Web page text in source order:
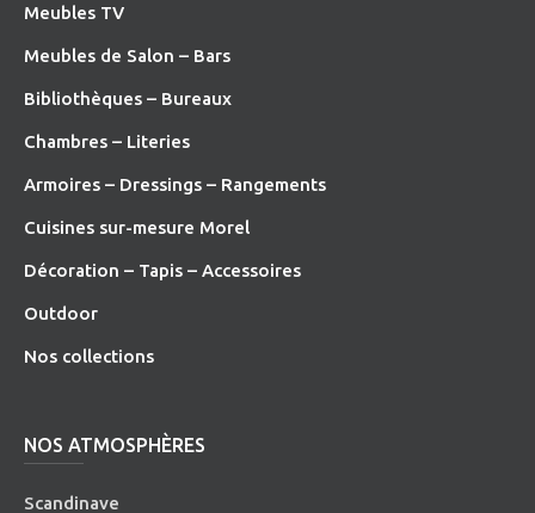
Meubles TV
Meubles de Salon – Bars
Bibliothèques – Bureaux
Chambres – Literies
Armoires – Dressings – Rangements
Cuisines sur-mesure Morel
Décoration – Tapis – Accessoires
Outdoor
Nos collections
NOS ATMOSPHÈRES
Scandinave